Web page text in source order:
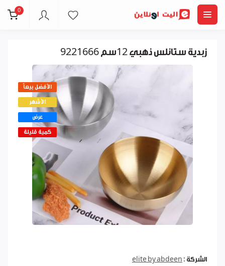
0
زبدية ستانلس ذهبي 12سم 9221666
الأفضل بيعاً
الأشهر
عرض
كمية قليلة
الشركة : elite by abdeen